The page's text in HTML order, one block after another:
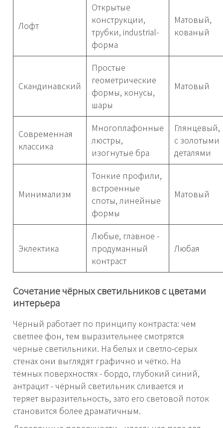
Лофт
Открытые
конструкции,
трубки, industrial-
форма
Матовый,
кованый
Скандинавский
Простые
геометрические
формы, конусы,
шары
Матовый
Современная
классика
Многоплафонные
люстры,
изогнутые бра
Глянцевый,
с золотыми
деталями
Минимализм
Тонкие профили,
встроенные
споты, линейные
формы
Матовый
Эклектика
Любые, главное -
продуманный
контраст
Любая
Сочетание чёрных светильников с цветами
интерьера
Чёрный работает по принципу контраста: чем
светлее фон, тем выразительнее смотрятся
чёрные светильники. На белых и светло-серых
стенах они выглядят графично и чётко. На
тёмных поверхностях - бордо, глубокий синий,
антрацит - чёрный светильник сливается и
теряет выразительность, зато его световой поток
становится более драматичным.